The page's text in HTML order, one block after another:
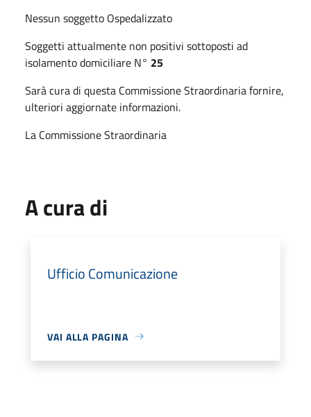
Nessun soggetto Ospedalizzato
Soggetti attualmente non positivi sottoposti ad
isolamento domiciliare N° 25
Sarà cura di questa Commissione Straordinaria fornire,
ulteriori aggiornate informazioni.
La Commissione Straordinaria
A cura di
Ufficio Comunicazione
VAI ALLA PAGINA